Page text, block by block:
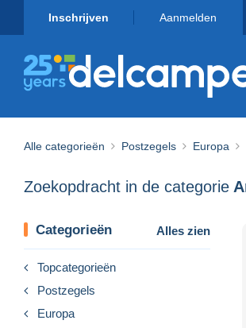
Inschrijven Aanmelden
Alle categorieën Postzegels Europa
Zoekopdracht in de categorie
Categorieën Alles zien
Topcategorieën
Postzegels
Europa